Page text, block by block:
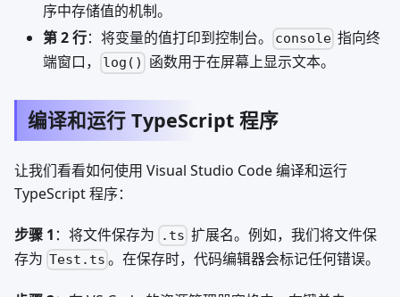
序中存储值的机制。
第 2 行：将变量的值打印到控制台。 console 指向终
端窗口，
log() 函数用于在屏幕上显示文本。
编译和运行 TypeScript 程序
让我们看看如何使用 Visual Studio Code 编译和运行
TypeScript 程序：
步骤 1 ：将文件保存为 .ts 扩展名。例如，我们将文件保
存为 Test.ts 。在保存时，代码编辑器会标记任何错误。